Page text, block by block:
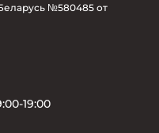
№580485 от
19:00